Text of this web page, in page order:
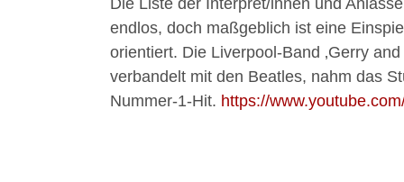
endlos, doch maßgeblich ist eine
orientiert. Die Liverpool-Band ‚Gerry
verbandelt mit den Beatles, nahm das
Nummer-1-Hit. https://